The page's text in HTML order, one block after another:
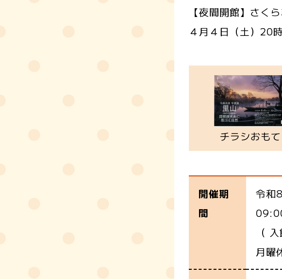
【夜間開館】さく
４月４日（土）20
チラシおもて
開催期
間
令和
（
月曜